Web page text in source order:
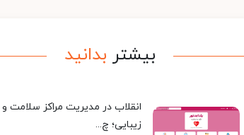
بیشتر بدانید
انقلاب در مدیریت مراکز سلامت و
زیبایی؛ چ...